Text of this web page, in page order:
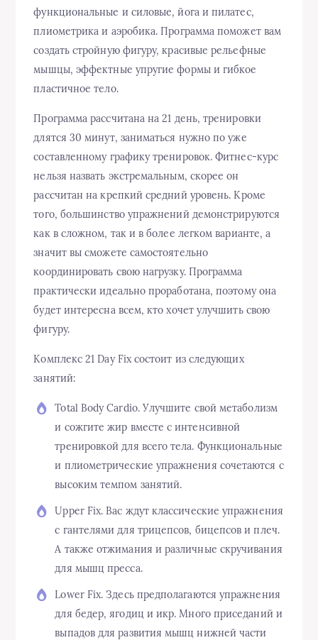
функциональные и силовые, йога и пилатес,
плиометрика и аэробика. Программа поможет вам
создать стройную фигуру, красивые рельефные
мышцы, эффектные упругие формы и гибкое
пластичное тело.
Программа рассчитана на 21 день, тренировки
длятся 30 минут, заниматься нужно по уже
составленному графику тренировок. Фитнес-курс
нельзя назвать экстремальным, скорее он
рассчитан на крепкий средний уровень. Кроме
того, большинство упражнений демонстрируются
как в сложном, так и в более легком варианте, а
значит вы сможете самостоятельно
координировать свою нагрузку. Программа
практически идеально проработана, поэтому она
будет интересна всем, кто хочет улучшить свою
фигуру.
Комплекс 21 Day Fix состоит из следующих
занятий:
Total Body Cardio. Улучшите свой метаболизм
и сожгите жир вместе с интенсивной
тренировкой для всего тела. Функциональные
и плиометрические упражнения сочетаются с
высоким темпом занятий.
Upper Fix. Вас ждут классические упражнения
с гантелями для трицепсов, бицепсов и плеч.
А также отжимания и различные скручивания
для мышц пресса.
Lower Fix. Здесь предполагаются упражнения
для бедер, ягодиц и икр. Много приседаний и
выпадов для развития мышц нижней части